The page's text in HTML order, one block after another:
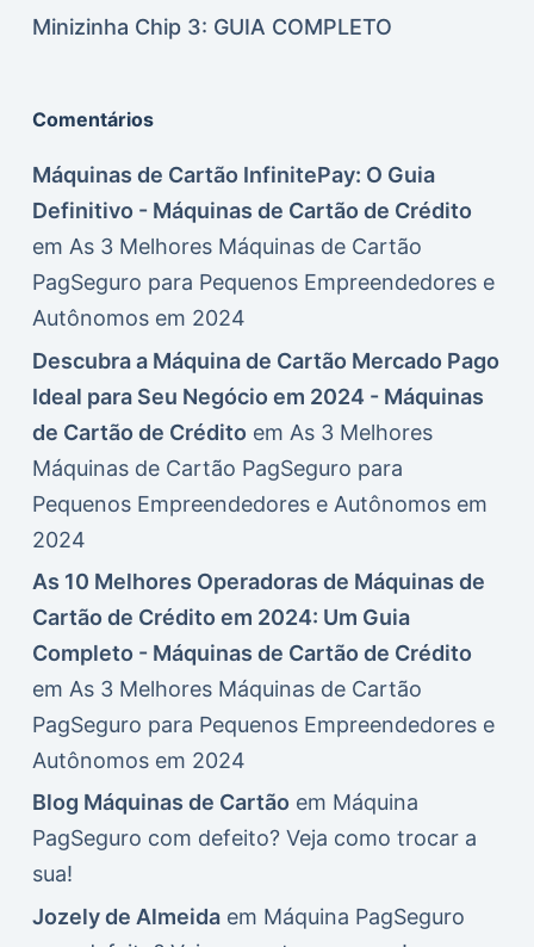
Minizinha Chip 3: GUIA COMPLETO
Comentários
Máquinas de Cartão InfinitePay: O Guia
Definitivo - Máquinas de Cartão de Crédito
em As 3 Melhores Máquinas de Cartão
PagSeguro para Pequenos Empreendedores e
Autônomos em 2024
Descubra a Máquina de Cartão Mercado Pago
Ideal para Seu Negócio em 2024 - Máquinas
de Cartão de Crédito em As 3 Melhores
Máquinas de Cartão PagSeguro para
Pequenos Empreendedores e Autônomos em
2024
As 10 Melhores Operadoras de Máquinas de
Cartão de Crédito em 2024: Um Guia
Completo - Máquinas de Cartão de Crédito
em As 3 Melhores Máquinas de Cartão
PagSeguro para Pequenos Empreendedores e
Autônomos em 2024
Blog Máquinas de Cartão em Máquina
PagSeguro com defeito? Veja como trocar a
sua!
Jozely de Almeidaem Máquina PagSeguro